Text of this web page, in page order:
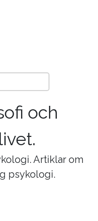
och
Artiklar om
psykologi.